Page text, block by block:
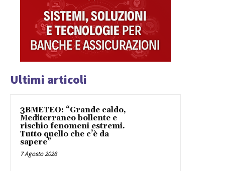
Ultimi articoli
3BMETEO: “Grande caldo,
Mediterraneo bollente e
rischio fenomeni estremi.
Tutto quello che c’è da
sapere”
7 Agosto 2026